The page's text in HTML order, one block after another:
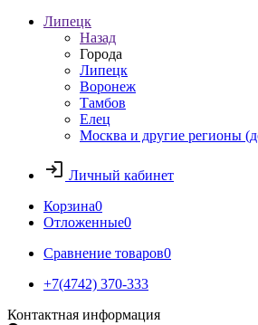
Липецк
Назад
Города
Липецк
Воронеж
Тамбов
Елец
Москва и другие регионы
Личный кабинет
Корзина0
Отложенные0
Сравнение товаров0
+7(4742) 370-333
Контактная информация